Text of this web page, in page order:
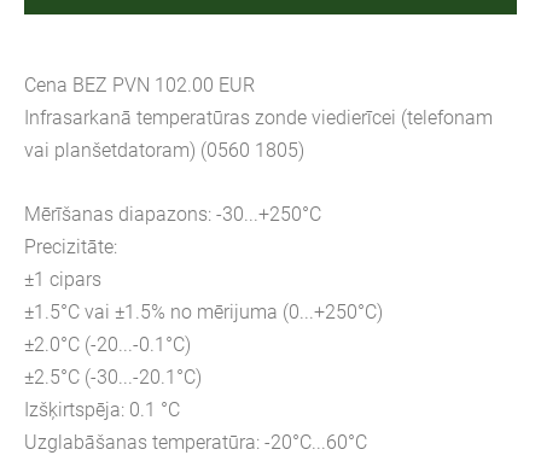
Cena BEZ PVN 102.00 EUR
Infrasarkanā temperatūras zonde viedierīcei (telefonam
vai planšetdatoram) (0560 1805)
Mērīšanas diapazons: -30...+250°C
Precizitāte:
±1 cipars
±1.5°C vai ±1.5% no mērijuma (0...+250°C)
±2.0°C (-20...-0.1°C)
±2.5°C (-30...-20.1°C)
Izšķirtspēja: 0.1 °C
Uzglabāšanas temperatūra: -20°C...60°C